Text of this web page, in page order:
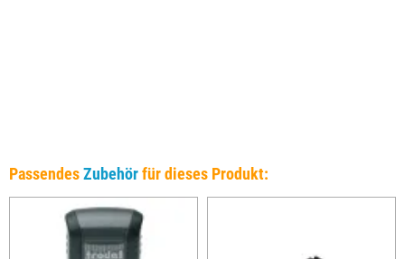
PassendesZubehörfür dieses Produkt: